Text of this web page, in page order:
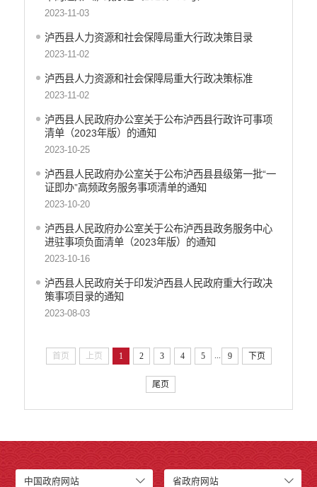
2023-11-03
泸西县人力资源和社会保障局重大行政决策目录
2023-11-02
泸西县人力资源和社会保障局重大行政决策标准
2023-11-02
泸西县人民政府办公室关于公布泸西县行政许可事项
清单（2023年版）的通知
2023-10-25
泸西县人民政府办公室关于公布泸西县县级第一批“一
证即办”高频政务服务事项清单的通知
2023-10-20
泸西县人民政府办公室关于公布泸西县政务服务中心
进驻事项负面清单（2023年版）的通知
2023-10-16
泸西县人民政府关于印发泸西县人民政府重大行政决
策事项目录的通知
2023-08-03
首页 上页 1 2 3 4 5 9 下页
尾页
中国政府网站 省政府网站